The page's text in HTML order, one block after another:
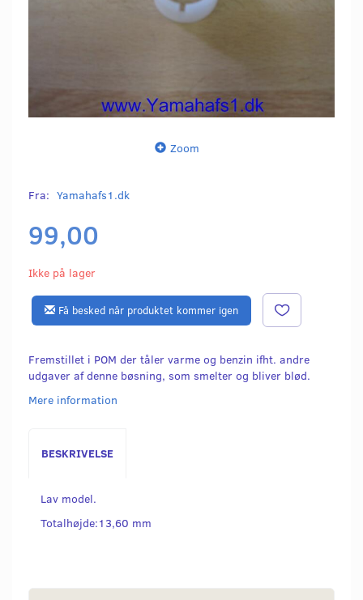
Zoom
Fra: Yamahafs1.dk
99,00
Ikke på lager
Få besked når produktet kommer igen
Fremstillet i POM der tåler varme og benzin ifht. andre
udgaver af denne bøsning, som smelter og bliver blød.
Mere information
BESKRIVELSE
Lav model.
Totalhøjde:13,60 mm